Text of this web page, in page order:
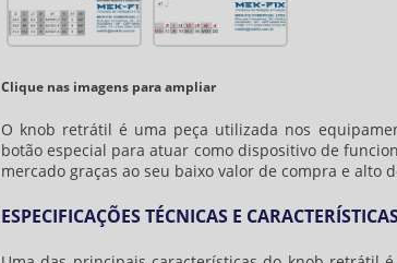
Clique nas imagens para ampliar
O knob retrátil é uma peça utilizada nos
botão especial para atuar como dispositivo de
mercado graças ao seu baixo valor de compra e alto
ESPECIFICAÇÕES TÉCNICAS E